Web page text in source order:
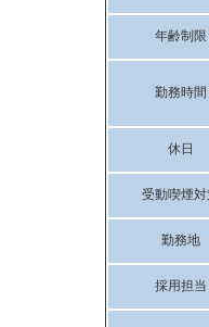
年齢制限
勤務時間
休日
受動喫煙対
勤務地
採用担当